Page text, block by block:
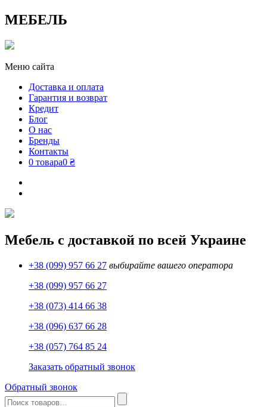
МЕБЕЛЬ
Меню сайта
Доставка и оплата
Гарантия и возврат
Кредит
Блог
О нас
Бренды
Контакты
0 товара0 ₴
Мебель с доставкой по всей Украине
+38 (099) 957 66 27 выбирайте вашего оператора
+38 (099) 957 66 27
+38 (073) 414 66 38
+38 (096) 637 66 28
+38 (057) 764 85 24
Заказать обратный звонок
Обратный звонок